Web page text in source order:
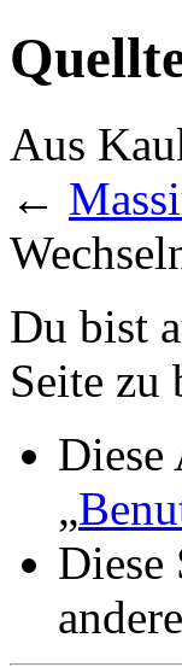
Aus
←
Du bist
Seite zu
Diese
„
Diese